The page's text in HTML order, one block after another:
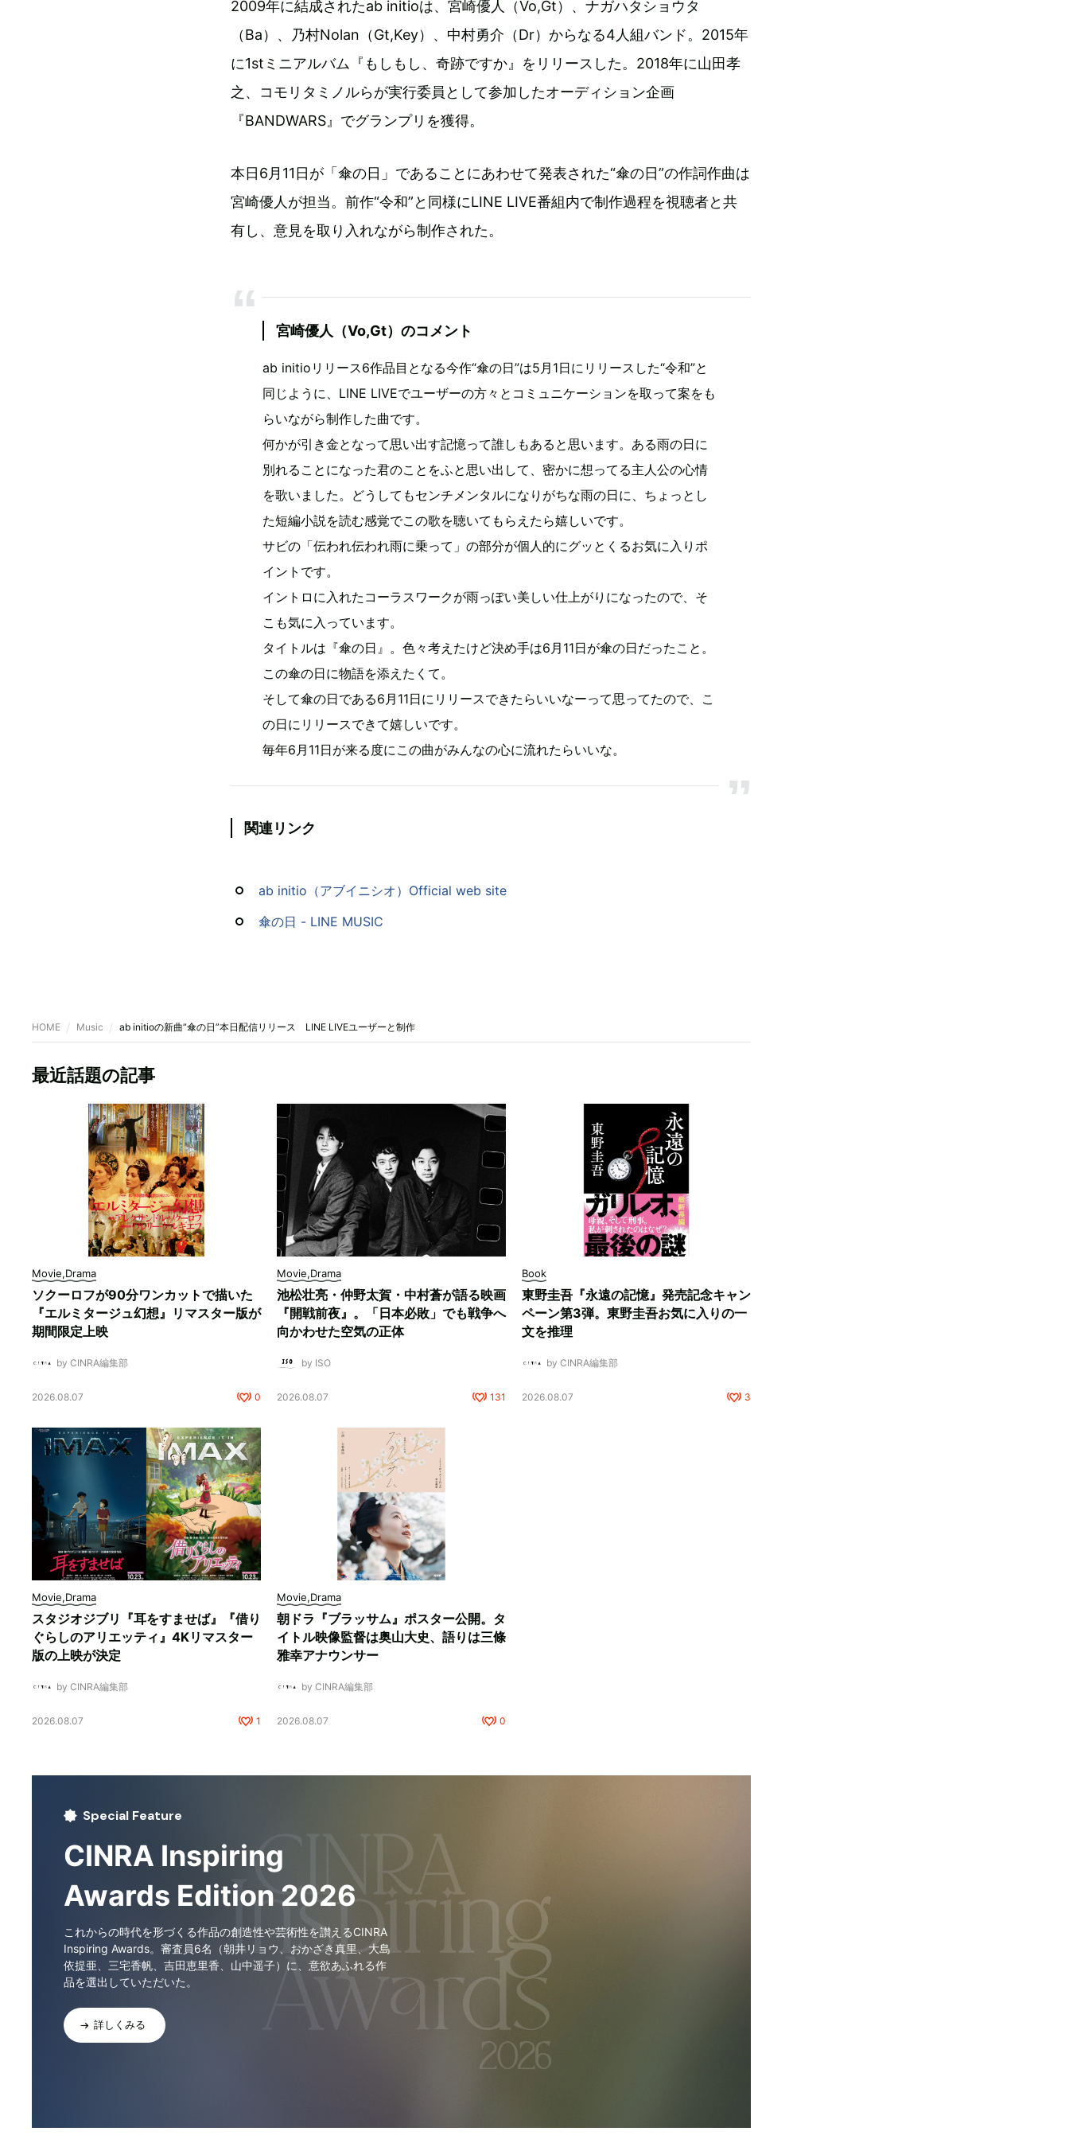
2009年に結成されたab initioは、宮崎優人（Vo,Gt）、ナガハタショウタ
（Ba）、乃村Nolan（Gt,Key）、中村勇介（Dr）からなる4人組バンド。2015年
に1stミニアルバム『もしもし、奇跡ですか』をリリースした。2018年に山田孝
之、コモリタミノルらが実行委員として参加したオーディション企画
『BANDWARS』でグランプリを獲得。
本日6月11日が「傘の日」であることにあわせて発表された“傘の日”の作詞作曲は
宮崎優人が担当。前作“令和”と同様にLINE LIVE番組内で制作過程を視聴者と共
有し、意見を取り入れながら制作された。
宮崎優人（Vo,Gt）のコメント
ab initioリリース6作品目となる今作“傘の日”は5月1日にリリースした“令和”と
同じように、LINE LIVEでユーザーの方々とコミュニケーションを取って案をも
らいながら制作した曲です。
何かが引き金となって思い出す記憶って誰しもあると思います。ある雨の日に
別れることになった君のことをふと思い出して、密かに想ってる主人公の心情
を歌いました。どうしてもセンチメンタルになりがちな雨の日に、ちょっとし
た短編小説を読む感覚でこの歌を聴いてもらえたら嬉しいです。
サビの「伝われ伝われ雨に乗って」の部分が個人的にグッとくるお気に入りポ
イントです。
イントロに入れたコーラスワークが雨っぽい美しい仕上がりになったので、そ
こも気に入っています。
タイトルは『傘の日』。色々考えたけど決め手は6月11日が傘の日だったこと。
この傘の日に物語を添えたくて。
そして傘の日である6月11日にリリースできたらいいなーって思ってたので、こ
の日にリリースできて嬉しいです。
毎年6月11日が来る度にこの曲がみんなの心に流れたらいいな。
関連リンク
ab initio（アブイニシオ）Official web site
傘の日 - LINE MUSIC
HOME Music ab initioの新曲“傘の日”本日配信リリース LINE LIVEユーザーと制作
最近話題の記事
Movie,Drama
ソクーロフが90分ワンカットで描いた
『エルミタージュ幻想』リマスター版が
期間限定上映
by CINRA編集部
2026.08.07 0
Movie,Drama
池松壮亮・仲野太賀・中村蒼が語る映画
『開戦前夜』。「日本必敗」でも戦争へ
向かわせた空気の正体
by ISO
2026.08.07 131
Book
東野圭吾『永遠の記憶』発売記念キャン
ペーン第3弾。東野圭吾お気に入りの一
文を推理
by CINRA編集部
2026.08.07 3
Movie,Drama
スタジオジブリ『耳をすませば』『借り
ぐらしのアリエッティ』4Kリマスター
版の上映が決定
by CINRA編集部
2026.08.07 1
Movie,Drama
朝ドラ『ブラッサム』ポスター公開。タ
イトル映像監督は奥山大史、語りは三條
雅幸アナウンサー
by CINRA編集部
2026.08.07 0
Special Feature
CINRA Inspiring
Awards Edition 2026
これからの時代を形づくる作品の創造性や芸術性を讃えるCINRA
Inspiring Awards。審査員6名（朝井リョウ、おかざき真里、大島
依提亜、三宅香帆、吉田恵里香、山中遥子）に、意欲あふれる作
品を選出していただいた。
詳しくみる